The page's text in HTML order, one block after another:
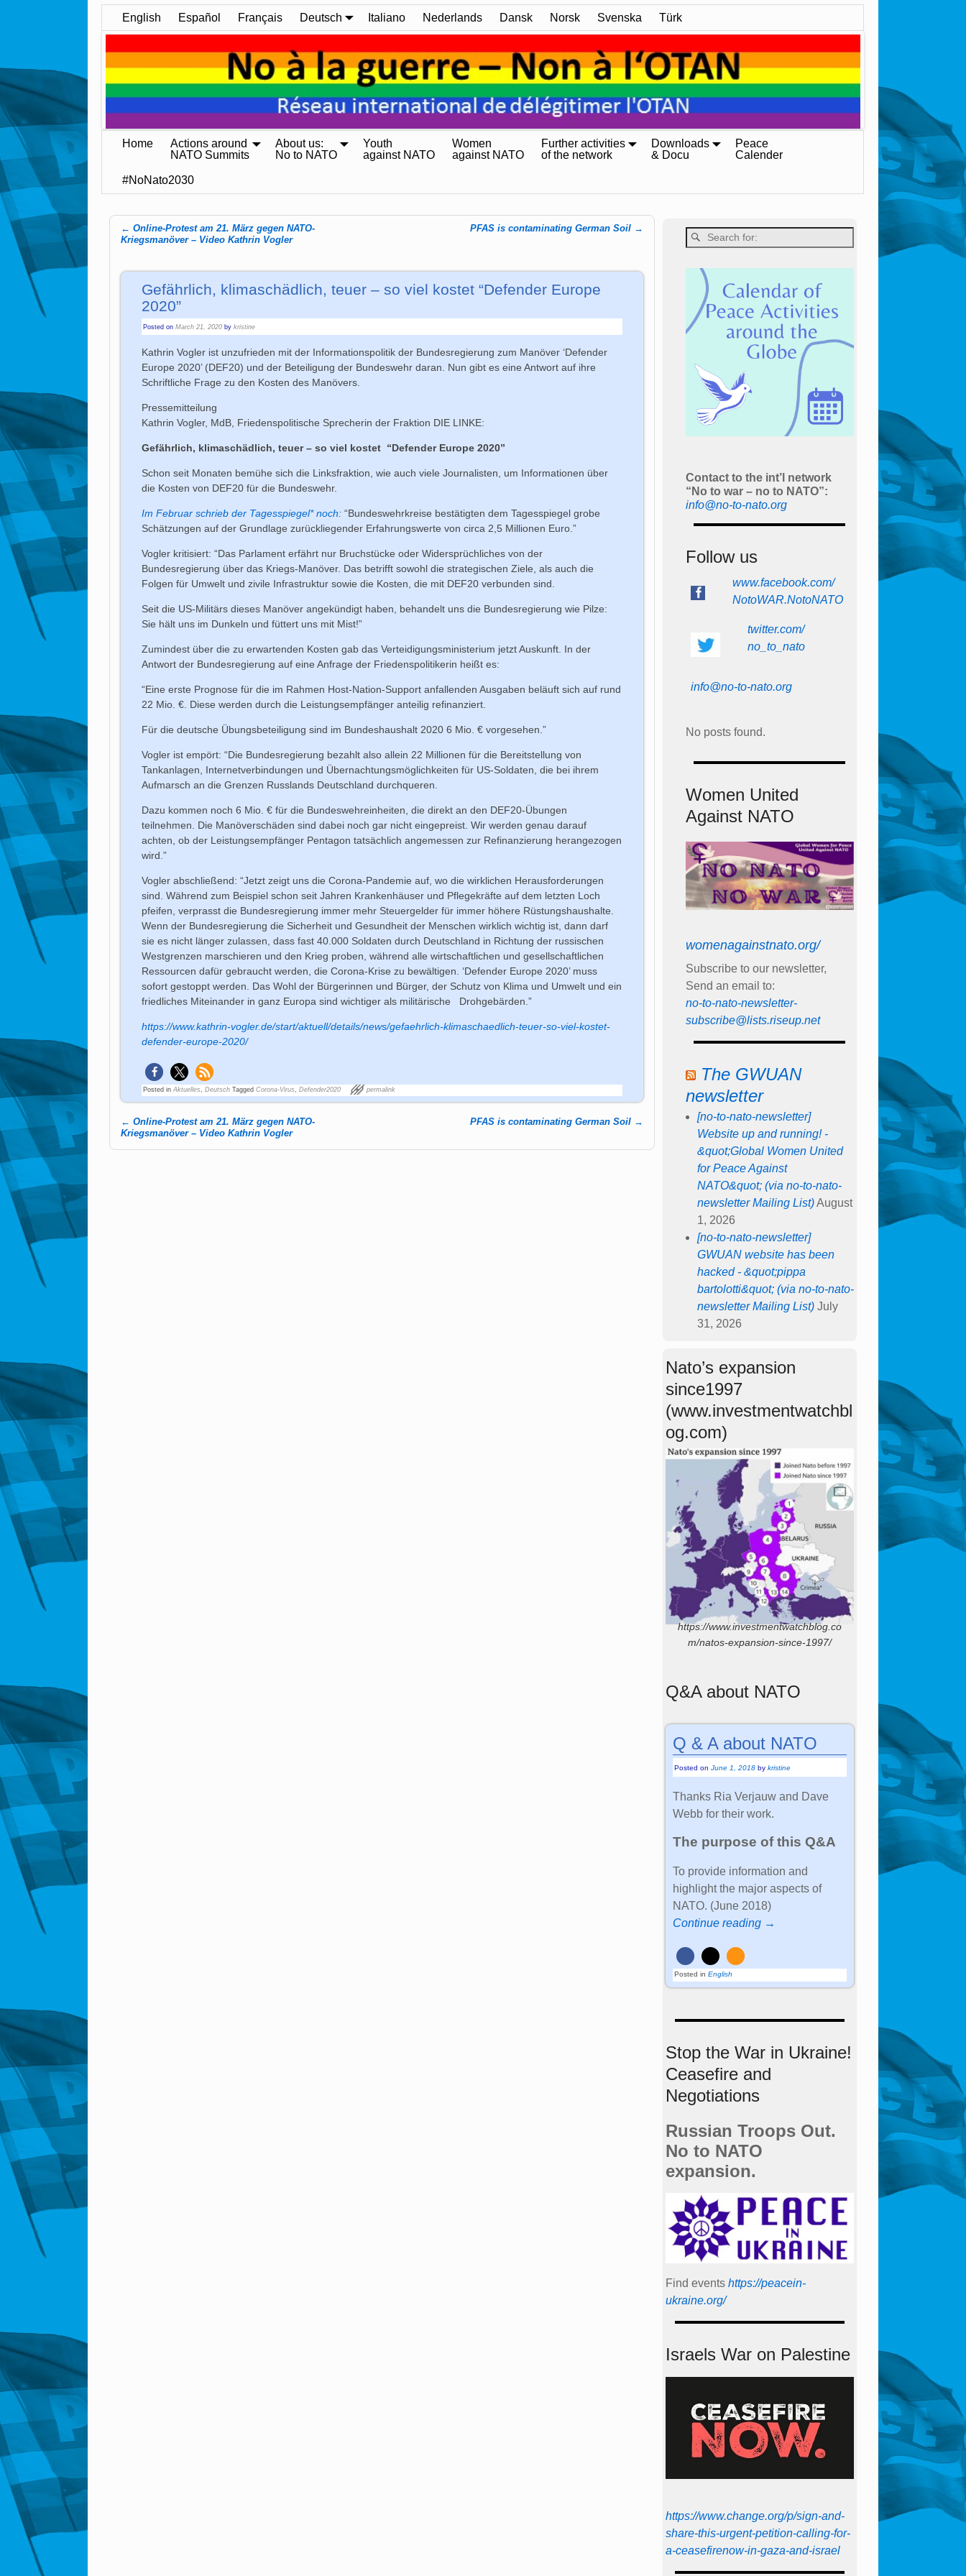
English Español Français Deutsch Italiano Nederlands Dansk Norsk Svenska Türk
Home
Actions around
NATO Summits
About us:
No to NATO
Youth
against NATO
Women
against NATO
Further activities
of the network
Downloads
& Docu
Peace
Calender
#NoNato2030
Post navigation
← Online-Protest am 21. März gegen NATO-
Kriegsmanöver – Video Kathrin Vogler
PFAS is contaminating German Soil →
Gefährlich, klimaschädlich, teuer – so viel kostet “Defender Europe
2020”
Posted onMarch 21, 2020 bykristine
Kathrin Vogler ist unzufrieden mit der Informationspolitik der Bundesregierung zum Manöver ‘Defender
Europe 2020’ (DEF20) und der Beteiligung der Bundeswehr daran. Nun gibt es eine Antwort auf ihre
Schriftliche Frage zu den Kosten des Manövers.
Pressemitteilung
Kathrin Vogler, MdB, Friedenspolitische Sprecherin der Fraktion DIE LINKE:
Gefährlich, klimaschädlich, teuer – so viel kostet “Defender Europe 2020”
Schon seit Monaten bemühe sich die Linksfraktion, wie auch viele Journalisten, um Informationen über
die Kosten von DEF20 für die Bundeswehr.
Im Februar schrieb der Tagesspiegel* noch: “Bundeswehrkreise bestätigten dem Tagesspiegel grobe
Schätzungen auf der Grundlage zurückliegender Erfahrungswerte von circa 2,5 Millionen Euro.”
Vogler kritisiert: “Das Parlament erfährt nur Bruchstücke oder Widersprüchliches von der
Bundesregierung über das Kriegs-Manöver. Das betrifft sowohl die strategischen Ziele, als auch die
Folgen für Umwelt und zivile Infrastruktur sowie die Kosten, die mit DEF20 verbunden sind.
Seit die US-Militärs dieses Manöver angekündigt haben, behandelt uns die Bundesregierung wie Pilze:
Sie hält uns im Dunkeln und füttert uns mit Mist!”
Zumindest über die zu erwartenden Kosten gab das Verteidigungsministerium jetzt Auskunft. In der
Antwort der Bundesregierung auf eine Anfrage der Friedenspolitikerin heißt es:
“Eine erste Prognose für die im Rahmen Host-Nation-Support anfallenden Ausgaben beläuft sich auf rund
22 Mio. €. Diese werden durch die Leistungsempfänger anteilig refinanziert.
Für die deutsche Übungsbeteiligung sind im Bundeshaushalt 2020 6 Mio. € vorgesehen.”
Vogler ist empört: “Die Bundesregierung bezahlt also allein 22 Millionen für die Bereitstellung von
Tankanlagen, Internetverbindungen und Übernachtungsmöglichkeiten für US-Soldaten, die bei ihrem
Aufmarsch an die Grenzen Russlands Deutschland durchqueren.
Dazu kommen noch 6 Mio. € für die Bundeswehreinheiten, die direkt an den DEF20-Übungen
teilnehmen. Die Manöverschäden sind dabei noch gar nicht eingepreist. Wir werden genau darauf
achten, ob der Leistungsempfänger Pentagon tatsächlich angemessen zur Refinanzierung herangezogen
wird.”
Vogler abschließend: “Jetzt zeigt uns die Corona-Pandemie auf, wo die wirklichen Herausforderungen
sind. Während zum Beispiel schon seit Jahren Krankenhäuser und Pflegekräfte auf dem letzten Loch
pfeifen, verprasst die Bundesregierung immer mehr Steuergelder für immer höhere Rüstungshaushalte.
Wenn der Bundesregierung die Sicherheit und Gesundheit der Menschen wirklich wichtig ist, dann darf
sie es nicht länger zulassen, dass fast 40.000 Soldaten durch Deutschland in Richtung der russischen
Westgrenzen marschieren und den Krieg proben, während alle wirtschaftlichen und gesellschaftlichen
Ressourcen dafür gebraucht werden, die Corona-Krise zu bewältigen. ‘Defender Europe 2020’ muss
sofort gestoppt werden. Das Wohl der Bürgerinnen und Bürger, der Schutz von Klima und Umwelt und ein
friedliches Miteinander in ganz Europa sind wichtiger als militärische Drohgebärden.”
https://www.kathrin-vogler.de/start/aktuell/details/news/gefaehrlich-klimaschaedlich-teuer-so-viel-kostet-
defender-europe-2020/
Posted in Aktuelles ,Deutsch Tagged Corona-Virus ,Defender2020 permalink
Post navigation
← Online-Protest am 21. März gegen NATO-
Kriegsmanöver – Video Kathrin Vogler
PFAS is contaminating German Soil →
Contact to the int’l network
“No to war – no to NATO”:
info@no-to-nato.org
Follow us
www.facebook.com/
NotoWAR.NotoNATO
twitter.com/
no_to_nato
info@no-to-nato.org
No posts found.
Women United
Against NATO
womenagainstnato.org/
Subscribe to our newsletter,
Send an email to:
no-to-nato-newsletter-
subscribe@lists.riseup.net
The GWUAN
newsletter
[no-to-nato-newsletter]
Website up and running! -
&quot;Global Women United
for Peace Against
NATO&quot; (via no-to-nato-
newsletter Mailing List) August
1, 2026
[no-to-nato-newsletter]
GWUAN website has been
hacked - &quot;pippa
bartolotti&quot; (via no-to-nato-
newsletter Mailing List) July
31, 2026
Nato’s expansion
since1997
(www.investmentwatchbl
og.com)
https://www.investmentwatchblog.co
m/natos-expansion-since-1997/
Q&A about NATO
Q & A about NATO
Posted onJune 1, 2018 bykristine
Thanks Ria Verjauw and Dave
Webb for their work.
The purpose of this Q&A
To provide information and
highlight the major aspects of
NATO. (June 2018)
Continue reading →
Posted in English
Stop the War in Ukraine!
Ceasefire and
Negotiations
Russian Troops Out.
No to NATO
expansion.
Find events https://peace­in­
ukraine.org/
Israels War on Palestine
https://www.change.org/p/sign-and-
share-this-urgent-petition-calling-for-
a-ceasefirenow-in-gaza-and-israel